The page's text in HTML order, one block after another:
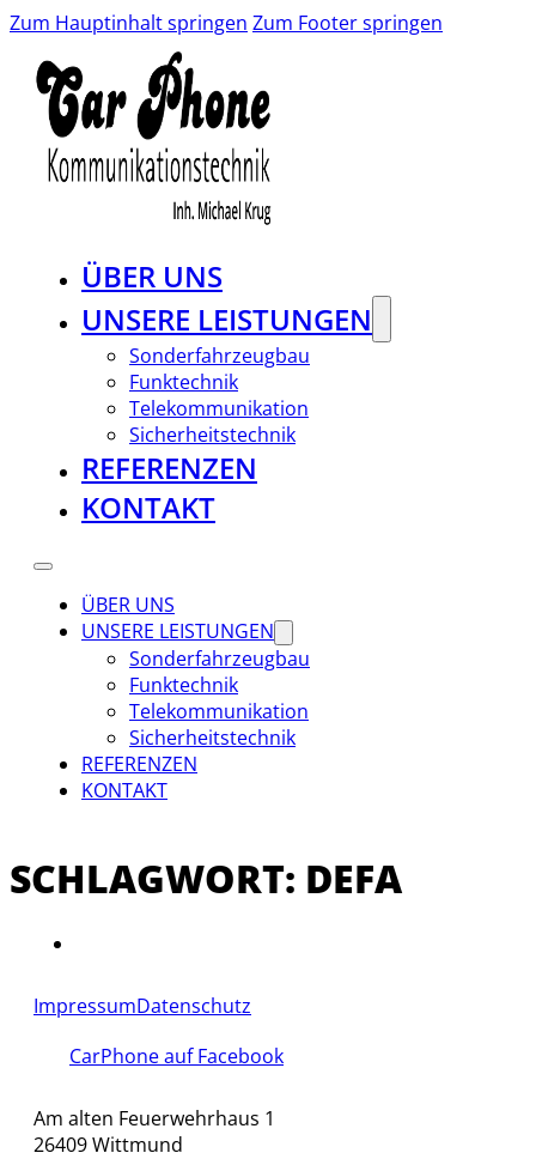
Zum Hauptinhalt springen Zum Footer springen
ÜBER UNS
UNSERE LEISTUNGEN
Sonderfahrzeugbau
Funktechnik
Telekommunikation
Sicherheitstechnik
REFERENZEN
KONTAKT
ÜBER UNS
UNSERE LEISTUNGEN
Sonderfahrzeugbau
Funktechnik
Telekommunikation
Sicherheitstechnik
REFERENZEN
KONTAKT
SCHLAGWORT: DEFA
ImpressumDatenschutz
CarPhone auf Facebook
Am alten Feuerwehrhaus 1
26409 Wittmund